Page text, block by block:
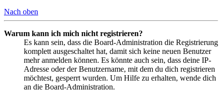
Nach oben
Warum kann ich mich nicht registrieren?
Es kann sein, dass die Board-Administration die Registrierung
komplett ausgeschaltet hat, damit sich keine neuen Benutzer
mehr anmelden können. Es könnte auch sein, dass deine IP-
Adresse oder der Benutzername, mit dem du dich registrieren
möchtest, gesperrt wurden. Um Hilfe zu erhalten, wende dich
an die Board-Administration.